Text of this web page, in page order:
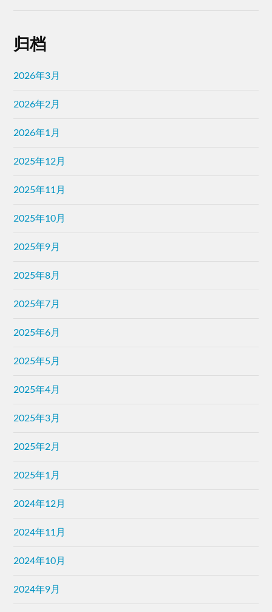
归档
2026年3月
2026年2月
2026年1月
2025年12月
2025年11月
2025年10月
2025年9月
2025年8月
2025年7月
2025年6月
2025年5月
2025年4月
2025年3月
2025年2月
2025年1月
2024年12月
2024年11月
2024年10月
2024年9月